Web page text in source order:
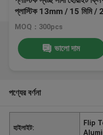
প্লাস্টিক 13mm / 15 মিমি /
MOQ：300pcs
ভালো দাম
পণ্যের বর্ণনা
হাইলাইট:
Flip